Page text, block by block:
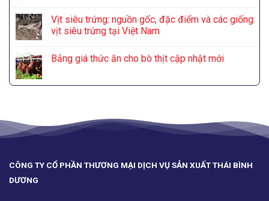
Vịt siêu trứng: nguồn gốc, đặc điểm và các giống
vịt siêu trứng tại Việt Nam
Bảng giá thức ăn cho bò thịt cập nhật mới
CÔNG TY CỔ PHẦN THƯƠNG MẠI DỊCH VỤ SẢN XUẤT THÁI BÌNH
DƯƠNG